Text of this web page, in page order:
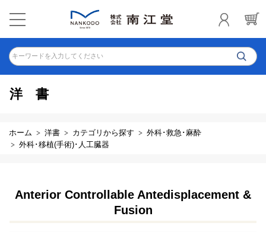
キーワードを入力してください
洋書
ホーム 洋書 カテゴリから探す
外科･救急･麻酔
外科･移植(手術)･人工臓器
Anterior Controllable Antedisplacement &
Fusion